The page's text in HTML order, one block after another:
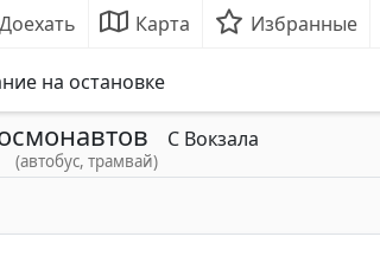
Доехать Карта Избранные
на остановке
С Вокзала
(автобус, трамвай)